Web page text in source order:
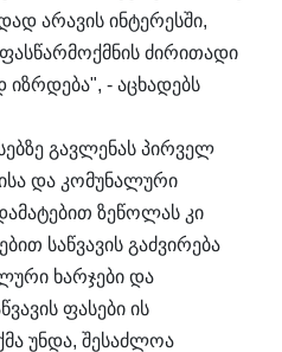
არავის ინტერესში,
ძირითადი
იზრდება", - აცხადებს
გავლენას პირველ
და კომუნალური
ზეწოლას კი
საწვავის გაძვირება
ხარჯები და
ფასები ის
უნდა, შესაძლოა